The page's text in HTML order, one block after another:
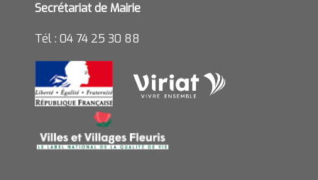
Secrétariat de Mairie
Tél : 04 74 25 30 88